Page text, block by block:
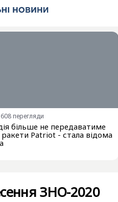
перегляди
більше не передаватиме
ракети Patriot - стала відома
ЗНО-2020